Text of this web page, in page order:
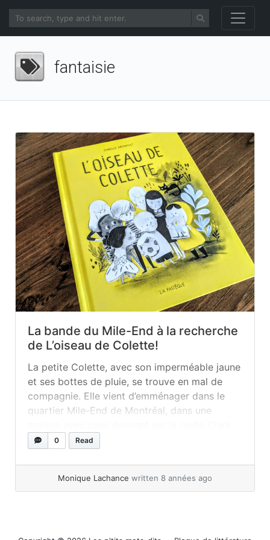
fantaisie
La bande du Mile-End à la recherche
de L’oiseau de Colette!
La petite Colette, avec son imperméable jaune
et ses bottes de pluie, se trouve en mal de
compagnie. Elle vient d’emménager dans le
quartier Mile-End de Montréal, dans une
Quand on la rencontre, elle tempête en
n’y a que grisaille.... »read more
0 Read
Monique Lachance written 8 années ago